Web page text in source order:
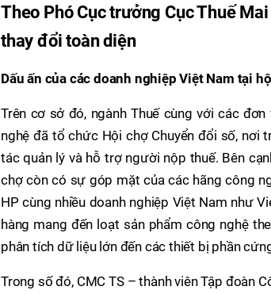
Theo Phó Cục trưởng Cục Thuế
thay đổi toàn diện
Dấu ấn của các doanh nghiệp Việt Nam tại
Trên cơ sở đó, ngành Thuế cùng với các
nghệ đã tổ chức Hội chợ Chuyển đổi số, nơi
tác quản lý và hỗ trợ người nộp thuế. Bên
chợ còn có sự góp mặt của các hãng công
HP cùng nhiều doanh nghiệp Việt Nam như
hàng mang đến loạt sản phẩm công nghệ
phân tích dữ liệu lớn đến các thiết bị phần
Trong số đó, CMC TS – thành viên Tập đoàn